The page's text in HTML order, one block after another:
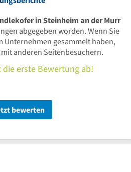
in Steinheim an der Murr
abgegeben worden. Wenn Sie
Unternehmen gesammelt haben,
anderen Seitenbesuchern.
die erste Bewertung ab!
bewerten